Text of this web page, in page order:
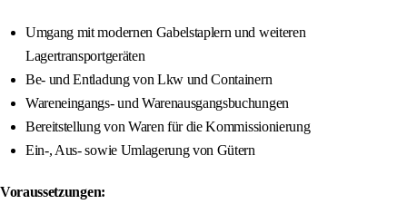
Umgang mit modernen Gabelstaplern und weiteren
Lagertransportgeräten
Be- und Entladung von Lkw und Containern
Wareneingangs- und Warenausgangsbuchungen
Bereitstellung von Waren für die Kommissionierung
Ein-, Aus- sowie Umlagerung von Gütern
Voraussetzungen: